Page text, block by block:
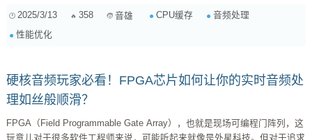
你们对 CPU 缓存有个更清晰的认识，从而在音频制作中更上一层楼！ 什么
存就是 CPU 内部或者外部（通常是集成在 CPU 内部）的一种高速存储
2025/3/13 358 音雄 CPU缓存
音频处理
性能优化
硬核音频玩家必看！FPGA芯片如何让你的实时音频处
理如丝般顺滑？
FPGA（Field Programmable Gate Array），也就是现场可编程门阵列，这
玩意儿对于很多软件工程师来说，可能听起来就像是外星科技。但对于追求